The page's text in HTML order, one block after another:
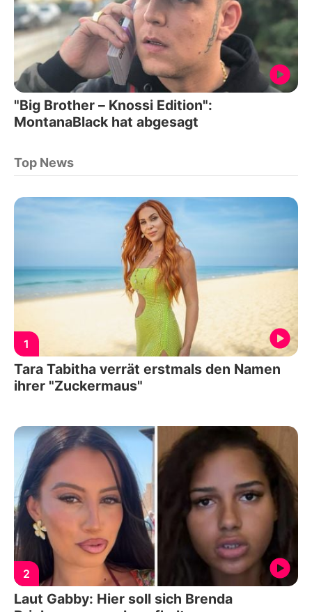
"Big Brother – Knossi Edition":
MontanaBlack hat abgesagt
Top News
1
Tara Tabitha verrät erstmals den Namen
ihrer "Zuckermaus"
2
Laut Gabby: Hier soll sich Brenda